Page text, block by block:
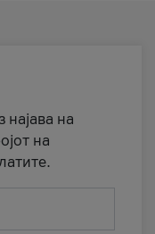
најава на
на